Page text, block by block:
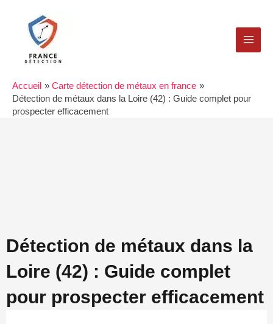
contenu
Accueil
Carte détection de métaux en france
Détection de métaux dans la Loire (42) : Guide complet pour
prospecter efficacement
Détection de métaux dans la
Loire (42) : Guide complet
pour prospecter efficacement